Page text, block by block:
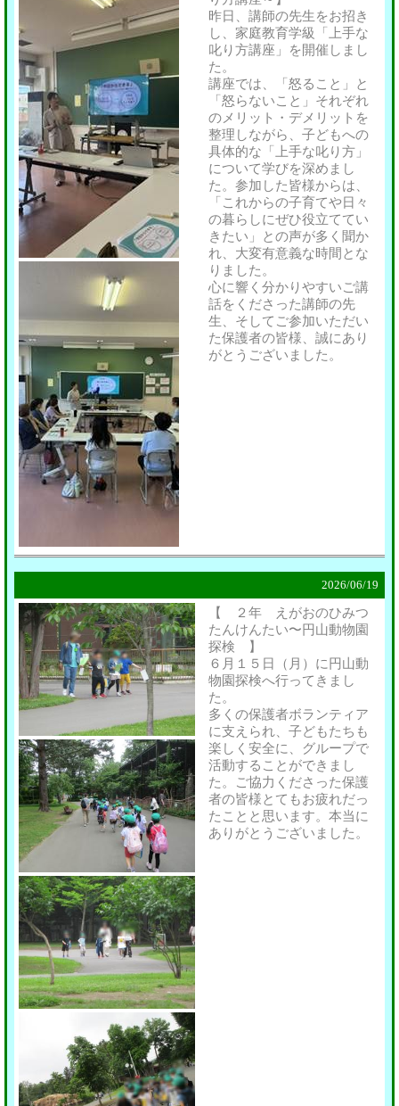
昨日、講師の先生をお招き
し、家庭教育学級「上手な
叱り方講座」を開催しまし
た。
講座では、「怒ること」と
「怒らないこと」それぞれ
のメリット・デメリットを
整理しながら、子どもへの
具体的な「上手な叱り方」
について学びを深めまし
た。参加した皆様からは、
「これからの子育てや日々
の暮らしにぜひ役立ててい
きたい」との声が多く聞か
れ、大変有意義な時間とな
りました。
心に響く分かりやすいご講
話をくださった講師の先
生、そしてご参加いただい
た保護者の皆様、誠にあり
がとうございました。
2026/06/19
【 ２年 えがおのひみつ
たんけんたい〜円山動物園
探検 】
６月１５日（月）に円山動
物園探検へ行ってきまし
た。
多くの保護者ボランティア
に支えられ、子どもたちも
楽しく安全に、グループで
活動することができまし
た。ご協力くださった保護
者の皆様とてもお疲れだっ
たことと思います。本当に
ありがとうございました。